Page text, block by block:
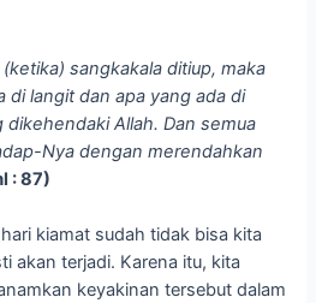
sangkakala ditiup, maka
di langit dan apa yang ada di
dikehendaki Allah. Dan semua
Nya dengan merendahkan
: 87)
kiamat sudah tidak bisa kita
akan terjadi. Karena itu, kita
keyakinan tersebut dalam